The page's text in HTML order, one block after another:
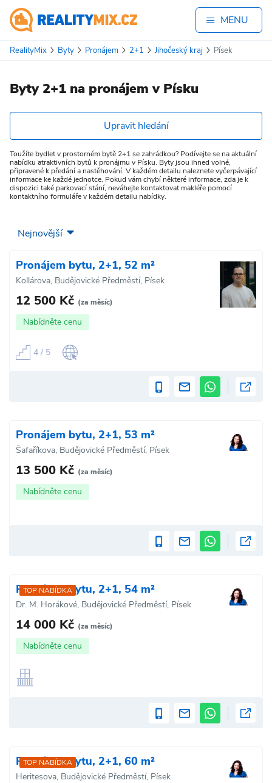
MENU
RealityMix Byty Pronájem 2+1 Jihočeský kraj Písek
Byty 2+1 na pronájem v Písku
Upravit hledání
Toužíte bydlet v prostorném bytě 2+1 se zahrádkou? Podívejte se na aktuální
nabídku atraktivních bytů k pronájmu v Písku. Byty jsou ihned volné,
připravené k předání a nastěhování. V každém detailu naleznete vyčerpávající
informace ke každé jednotce. Pokud vám chybí některé informace, zda je k
dispozici také parkovací stání, neváhejte kontaktovat makléře pomocí
kontaktního formuláře v každém detailu nabídky.
Pronájem bytu, 2+1, 52 m²
Kollárova, Budějovické Předměstí, Písek
12 500 Kč (za měsíc)
Nabídněte cenu
4 / 5
Pronájem bytu, 2+1, 53 m²
Šafaříkova, Budějovické Předměstí, Písek
13 500 Kč (za měsíc)
Nabídněte cenu
TOP NABÍDKA
Pronájem bytu, 2+1, 54 m²
Dr. M. Horákové, Budějovické Předměstí, Písek
14 000 Kč (za měsíc)
Nabídněte cenu
TOP NABÍDKA
Pronájem bytu, 2+1, 60 m²
Heritesova, Budějovické Předměstí, Písek